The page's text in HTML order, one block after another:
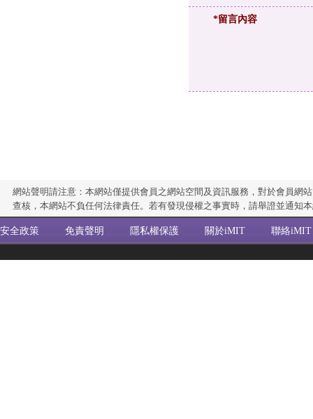
*留言內容
網站聲明請注意：本網站僅提供會員之網站空間及資訊服務，對於會員網
查核，本網站不負任何法律責任。若有發現侵權之事實時，請舉證並通知
安全政策 免責聲明 隱私權保護 關於iMIT 聯絡iMIT